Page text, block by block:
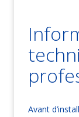
Avant